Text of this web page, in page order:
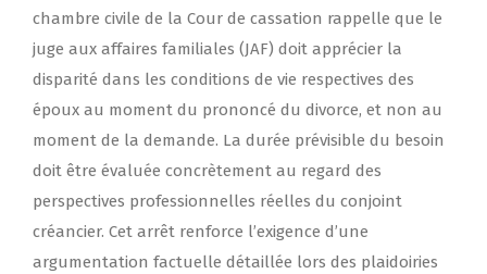
chambre civile de la Cour de cassation rappelle que le
juge aux affaires familiales (JAF) doit apprécier la
disparité dans les conditions de vie respectives des
époux au moment du prononcé du divorce, et non au
moment de la demande. La durée prévisible du besoin
doit être évaluée concrètement au regard des
perspectives professionnelles réelles du conjoint
créancier. Cet arrêt renforce l’exigence d’une
argumentation factuelle détaillée lors des plaidoiries